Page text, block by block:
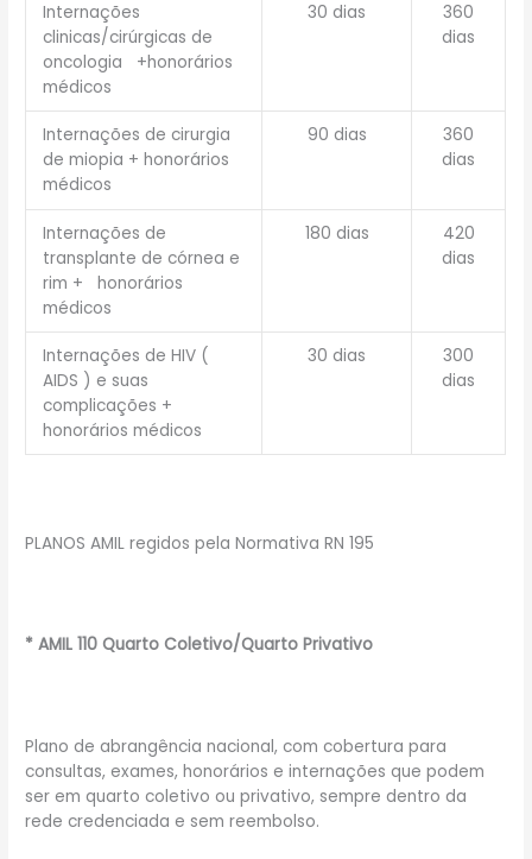
Internações
clinicas/cirúrgicas de
oncologia +honorários
médicos
30 dias
360
dias
Internações de cirurgia
de miopia + honorários
médicos
90 dias
360
dias
Internações de
transplante de córnea e
rim + honorários
médicos
180 dias
420
dias
Internações de HIV (
AIDS ) e suas
complicações +
honorários médicos
30 dias
300
dias
PLANOS AMIL regidos pela Normativa RN 195
* AMIL 110 Quarto Coletivo/Quarto Privativo
Plano de abrangência nacional, com cobertura para
consultas, exames, honorários e internações que podem
ser em quarto coletivo ou privativo, sempre dentro da
rede credenciada e sem reembolso.